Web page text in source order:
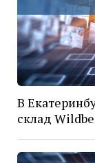
В
склад